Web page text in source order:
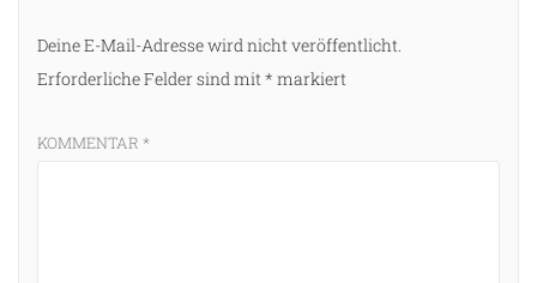
Deine E-Mail-Adresse wird nicht veröffentlicht.
Erforderliche Felder sind mit * markiert
KOMMENTAR *